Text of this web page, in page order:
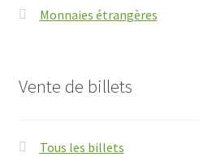
Monnaies étrangères
Vente de billets
Tous les billets